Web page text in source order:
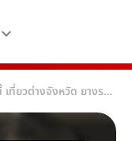
หน้าร้อนนี้ เที่ยวต่างจังหวัด ยางรถยนต์แบบไหนตอบโจทย์ที่สุด?